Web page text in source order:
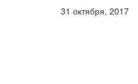
31 октября, 2017